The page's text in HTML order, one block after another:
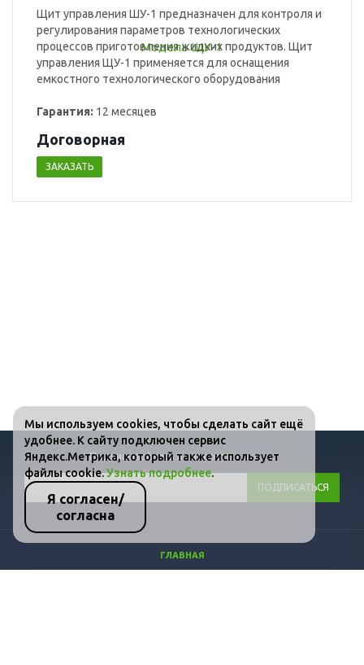
Щит управления ШУ-1 предназначен для контроля и
регулирования параметров технологических
процессов приготовления жидких продуктов. Щит
управления ЩУ-1 применяется для оснащения
емкостного технологического оборудования
Гарантия: 12 месяцев
Договорная
ЗАКАЗАТЬ
Подписывайтесь на новости и акции:
ГЛАВНАЯ
Мы используем cookies, чтобы сделать сайт ещё
удобнее. К сайту подключен сервис
Яндекс.Метрика, который также использует
файлы cookie.Узнать подробнее.
Я согласен/
согласна